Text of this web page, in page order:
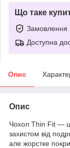
Що таке
Замовлення
Доступна
Опис
Опис
Чохол Thin Fit —
захистом від
але жорстке